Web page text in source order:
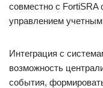
совместно с
управлением
Интеграция с
возможность
события,